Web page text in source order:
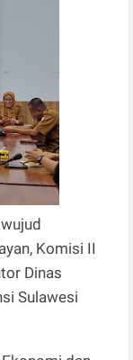
Komisi II
Dinas
Sulawesi